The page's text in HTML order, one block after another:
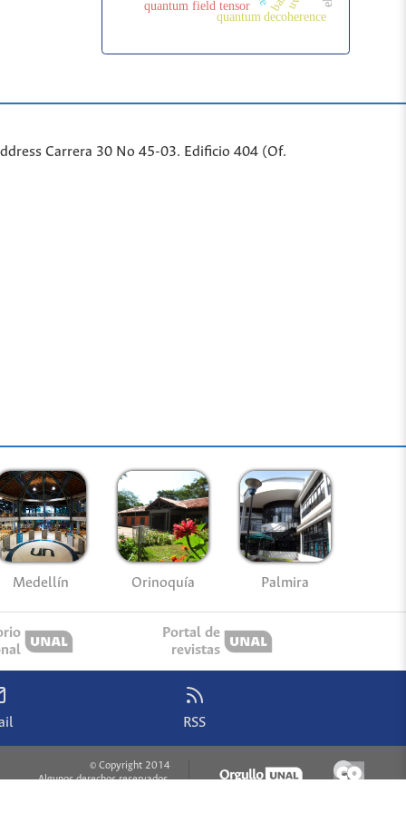
quantum decoherence
quantum field tensor
ddress Carrera 30 No 45-03. Edificio 404 (Of.
Medellín Orinoquía Palmira
Portal de
revistas
RSS
© Copyright 2014
Algunos derechos reservados.